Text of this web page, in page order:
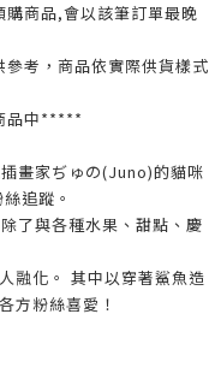
商品,會以該筆訂單最晚
考，商品依實際供貨樣式
品中*****
畫家ぢゅの(Juno)的貓咪
追蹤。
了與各種水果、甜點、慶
融化。 其中以穿著鯊魚造
方粉絲喜愛！